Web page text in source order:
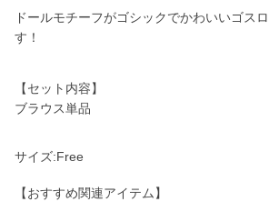
ドールモチーフがゴシックでかわいいゴス
す！
【セット内容】
ブラウス単品
サイズ:Free
【おすすめ関連アイテム】